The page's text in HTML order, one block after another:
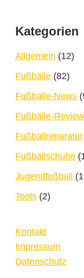
Footer
Kategorien
Allgemein (12)
Fußbälle (82)
Fußbälle-News
Fußbälle-
Fußballreparatur
Fußballschuhe
Jugendfußball
Tools (2)
Kontakt
Impressum
Datenschutz